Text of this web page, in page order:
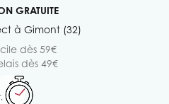
GRATUITE
à Gimont (32)
dès 59€
dès 49€